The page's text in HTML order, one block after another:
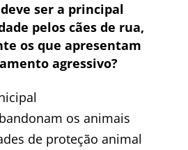
ser a principal
pelos cães de rua,
os que apresentam
agressivo?
os animais
de proteção animal